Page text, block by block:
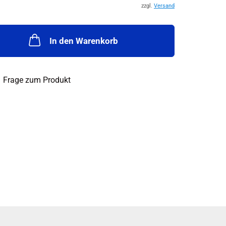
zzgl. Versand
In den Warenkorb
Frage zum Produkt